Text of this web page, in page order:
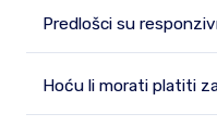
Predlošci su
Hoću li morati platiti